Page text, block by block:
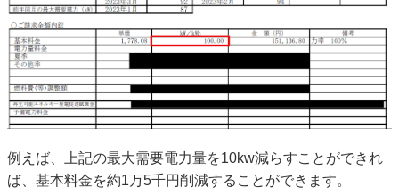
例えば、上記の最大需要電力量を10kw減らすことができれ
ば、基本料金を約1万5千円削減することができます。